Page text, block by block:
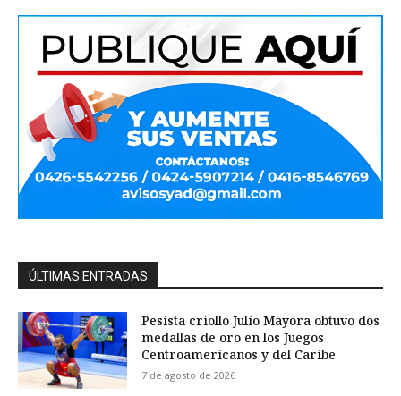
ÚLTIMAS ENTRADAS
Pesista criollo Julio Mayora obtuvo dos
medallas de oro en los Juegos
Centroamericanos y del Caribe
7 de agosto de 2026